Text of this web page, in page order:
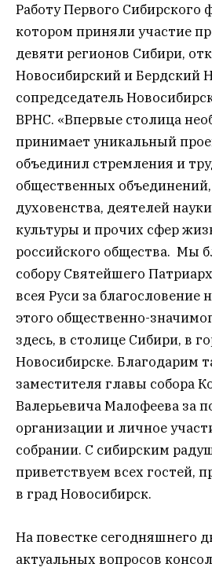
Работу Первого Сибирского
котором приняли участие
девяти регионов Сибири,
Новосибирский и Бердский
сопредседатель
ВРНС. «Впервые столица
принимает уникальный
объединил стремления и
общественных объединений,
духовенства, деятелей
культуры и прочих сфер
российского общества. Мы
собору Святейшего
всея Руси за благословение
этого общественно-
здесь, в столице Сибири, в
Новосибирске. Благодарим
заместителя главы собора
Валерьевича Малофеева за
организации и личное
собрании. С сибирским
приветствуем всех гостей,
в град Новосибирск.
На повестке сегодняшнего
актуальных вопросов